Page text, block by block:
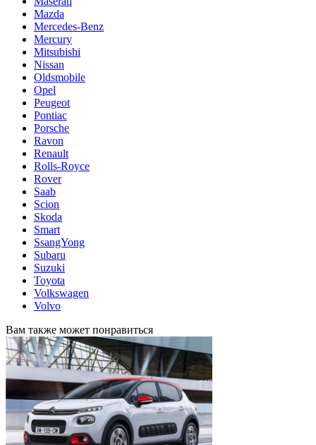
Mazda
Mercedes-Benz
Mercury
Mitsubishi
Nissan
Oldsmobile
Opel
Peugeot
Pontiac
Porsche
Ravon
Renault
Rolls-Royce
Rover
Saab
Scion
Skoda
Smart
SsangYong
Subaru
Suzuki
Toyota
Volkswagen
Volvo
Вам также может понравиться